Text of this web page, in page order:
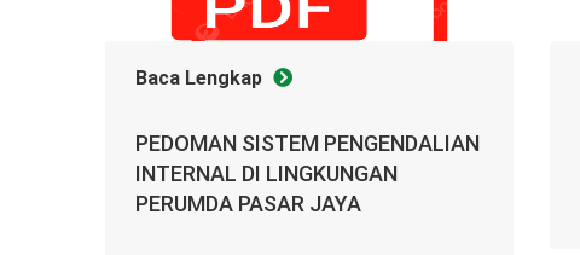
Baca Lengkap
PEDOMAN SISTEM PENGENDALIAN
INTERNAL DI LINGKUNGAN
PERUMDA PASAR JAYA